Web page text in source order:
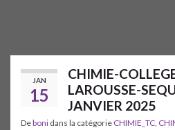
JAN
15
CHIMIE-
LAROUSSE-
JANVIER 2025
Deboni dans la catégorie CHIMIE_TC,